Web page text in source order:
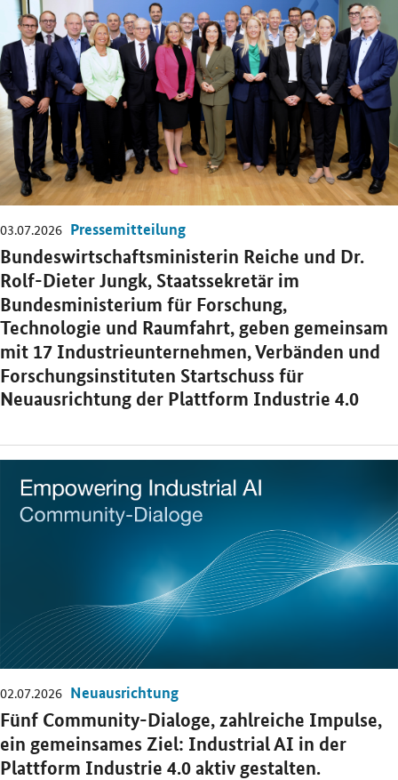
03.07.2026 Pressemitteilung
Bundeswirtschaftsministerin Reiche und Dr.
Rolf-Dieter Jungk, Staatssekretär im
Bundesministerium für Forschung,
Technologie und Raumfahrt, geben gemeinsam
mit 17 Industrieunternehmen, Verbänden und
Forschungsinstituten Startschuss für
Neuausrichtung der Plattform Industrie 4.0
02.07.2026 Neuausrichtung
Fünf Community-Dialoge, zahlreiche Impulse,
ein gemeinsames Ziel: Industrial AI in der
Plattform Industrie 4.0 aktiv gestalten.